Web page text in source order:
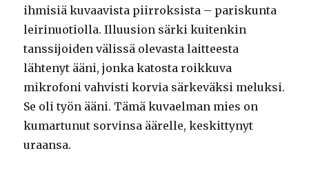
ihmisiä kuvaavista piirroksista – pariskunta
leirinuotiolla. Illuusion särki kuitenkin
tanssijoiden välissä olevasta laitteesta
lähtenyt ääni, jonka katosta roikkuva
mikrofoni vahvisti korvia särkeväksi meluksi.
Se oli työn ääni. Tämä kuvaelman mies on
kumartunut sorvinsa äärelle, keskittynyt
uraansa.